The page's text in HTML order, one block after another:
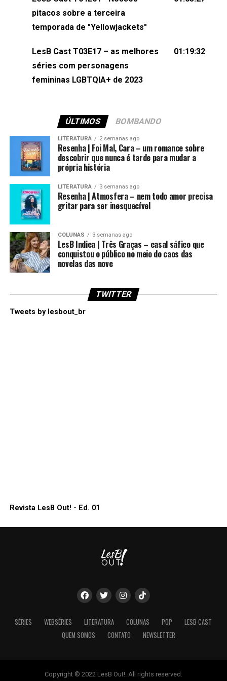
(⁠⁠⁠⁠@brunarfentanes⁠⁠⁠⁠) e Pollyelly FlorêncioEdição de
Naiady Machado
pitacos sobre a terceira
temporada de "Yellowjackets"
LesB Cast T03E17 – as melhores
séries com personagens
femininas LGBTQIA+ de 2023
01:19:32
ÚLTIMOS BOMBANDO
LITERATURA 2 semanas ago
Resenha | Foi Mal, Cara – um romance sobre
descobrir que nunca é tarde para mudar a
própria história
LITERATURA 3 semanas ago
Resenha | Atmosfera – nem todo amor precisa
gritar para ser inesquecível
COLUNAS 3 semanas ago
LesB Indica | Três Graças – casal sáfico que
conquistou o público no meio do caos das
novelas das nove
TWITTER
Tweets by lesbout_br
Revista LesB Out! - Ed. 01
SÉRIES WEBSÉRIES LITERATURA COLUNAS POP
LESB CAST
QUEM SOMOS
CONTATO NEWSLETTER
Copyright © 2022 LesB Out!. All rights reserved.